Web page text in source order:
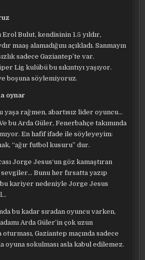
Erol Bulut, kendisinin 1.5 yıldır,
maaş alamadığını açıkladı. Sanmayın
sadece Gaziantep’te var.
Lig kulübü bu sıkıntıyı yaşıyor.
boşuna söylemiyoruz.
oynar
yaşa rağmen, abartısız lider oyuncu…
bu Arda Güler, Fenerbahçe takımında
En hafif ifade ile söyleyeyim:
“ağır futbol kusuru” dur.
Jorge Jesus‘un göz kamaştıran
Bunu her fırsatta yazıp
kariyer nedeniyle Jorge Jesus
bu kadar sıradan oyuncu varken,
Arda Güler’in çok uzun
Gaziantep maçında sadece
oyuna sokulması asla kabul edilemez.